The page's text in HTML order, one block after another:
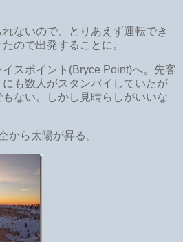
ないので、とりあえず運転でき
ので出発することに。
スポイント(Bryce Point)へ。先客
も数人がスタンバイしていたが
ない。しかし見晴らしがいいな
から太陽が昇る。